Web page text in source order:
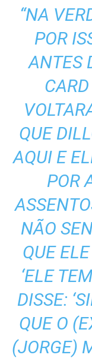
“NA
POR
ANTES
QUE
AQUI E
POR
NÃO
QUE
‘ELE
DISSE:
QUE O
(JORGE)